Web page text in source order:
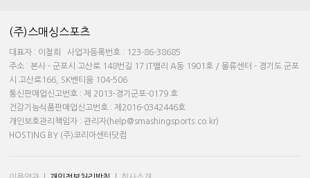
(주)스매싱스포츠
대표자 : 이철희 사업자등록번호 : 123-86-38685
주소 : 본사 - 군포시 고산로 148번길 17 IT밸리 A동 1901호 / 물류센터 - 경기도 군포
시 고산로166, SK벤티움 104-506
통신판매업신고번호 : 제 2013-경기군포-0179 호
건강기능식품판매업신고번호 : 제2016-0342446호
개인보호관리책임자 : 관리자(help@smashingsports.co.kr)
HOSTING BY (주)코리아센터닷컴